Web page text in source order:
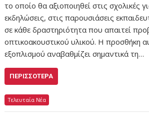
το οποίο θα αξιοποιηθεί στις σχολικές
εκδηλώσεις, στις παρουσιάσεις
σε κάθε δραστηριότητα που απαιτεί
οπτικοακουστικού υλικού. Η προσθήκη
εξοπλισμού αναβαθμίζει σημαντικά τη…
ΠΕΡΙΣΣΌΤΕΡΑ
Τελευταία Νέα